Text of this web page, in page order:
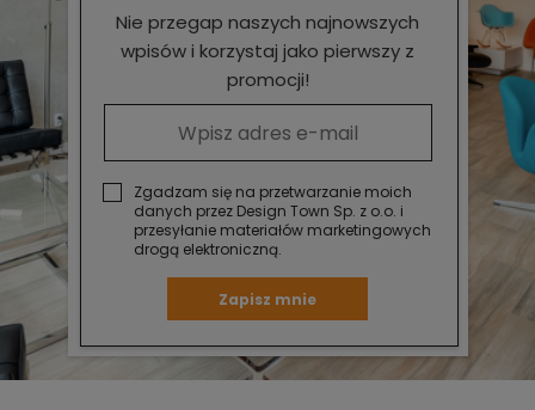
Nie przegap naszych najnowszych
wpisów i korzystaj jako pierwszy z
promocji!
Zgadzam się na przetwarzanie moich
danych przez Design Town Sp. z o.o. i
przesyłanie materiałów marketingowych
drogą elektroniczną.
Zapisz mnie